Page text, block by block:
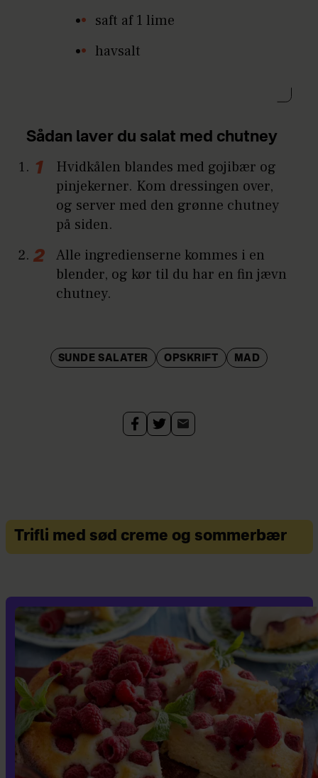
saft af 1 lime
havsalt
Sådan laver du salat med chutney
Hvidkålen blandes med gojibær og
pinjekerner. Kom dressingen over,
og server med den grønne chutney
på siden.
Alle ingredienserne kommes i en
blender, og kør til du har en fin jævn
chutney.
SUNDE SALATER OPSKRIFT MAD
Trifli med sød creme og sommerbær